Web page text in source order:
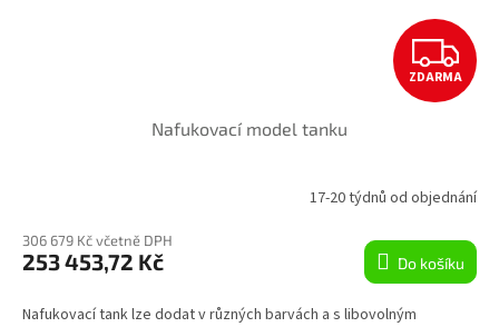
Z
D
R
M
A
ZDARMA
Nafukovací model tanku
produktu
je
z
17-20 týdnů od objednání
306 679 Kč včetně DPH
253 453,72 Kč Do košíku
Nafukovací tank lze dodat v různých barvách a s libovolným